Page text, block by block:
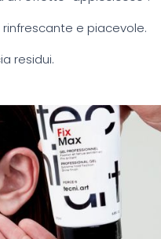
rinfrescante e piacevole.
residui.